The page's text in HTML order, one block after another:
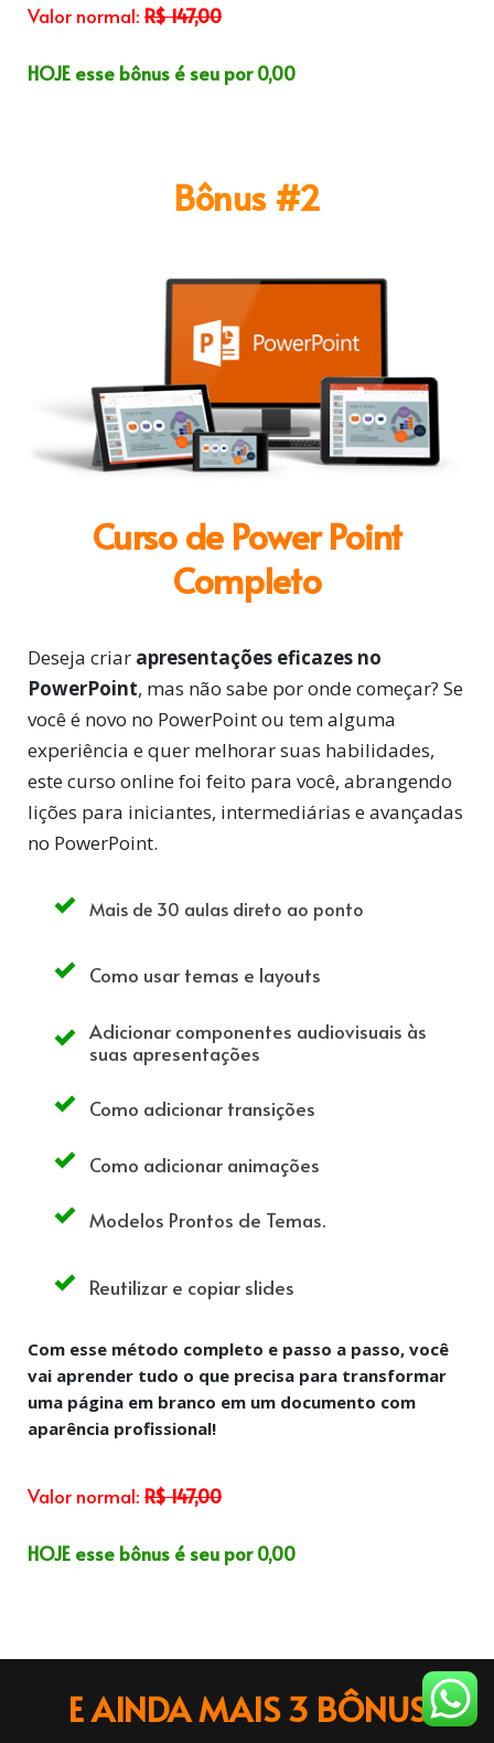
Valor normal: R$ 147,00
HOJE esse bônus é seu por 0,00
Bônus #2
Curso de Power Point
Completo
Deseja criar apresentações eficazes no
PowerPoint, mas não sabe por onde começar? Se
você é novo no PowerPoint ou tem alguma
experiência e quer melhorar suas habilidades,
este curso online foi feito para você, abrangendo
lições para iniciantes, intermediárias e avançadas
no PowerPoint.
Mais de 30 aulas direto ao ponto
Como usar temas e layouts
Adicionar componentes audiovisuais às
suas apresentações
Como adicionar transições
Como adicionar animações
Modelos Prontos de Temas.
Reutilizar e copiar slides
Com esse método completo e passo a passo, você
vai aprender tudo o que precisa para transformar
uma página em branco em um documento com
aparência profissional!
Valor normal: R$ 147,00
HOJE esse bônus é seu por 0,00
E AINDA MAIS 3 BÔNUS